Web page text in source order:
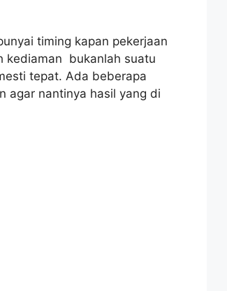
timing kapan pekerjaan
kediaman bukanlah suatu
tepat. Ada beberapa
agar nantinya hasil yang di